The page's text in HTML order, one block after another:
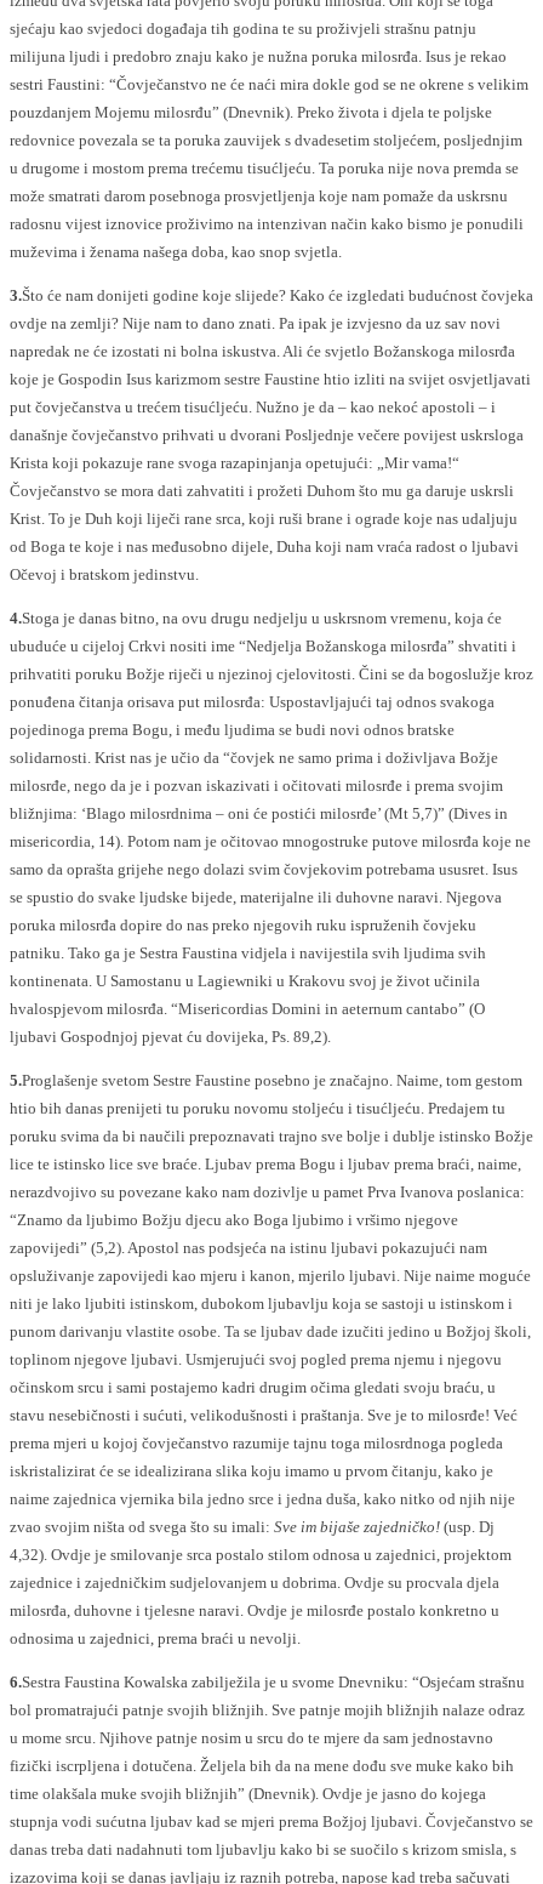
sjećaju kao svjedoci događaja tih godina te su proživjeli strašnu patnju
milijuna ljudi i predobro znaju kako je nužna poruka milosrđa. Isus je rekao
sestri Faustini: “Čovječanstvo ne će naći mira dokle god se ne okrene s velikim
pouzdanjem Mojemu milosrđu” (Dnevnik). Preko života i djela te poljske
redovnice povezala se ta poruka zauvijek s dvadesetim stoljećem, posljednjim
u drugome i mostom prema trećemu tisućljeću. Ta poruka nije nova premda se
može smatrati darom posebnoga prosvjetljenja koje nam pomaže da uskrsnu
radosnu vijest iznovice proživimo na intenzivan način kako bismo je ponudili
muževima i ženama našega doba, kao snop svjetla.
3.Što će nam donijeti godine koje slijede? Kako će izgledati budućnost čovjeka
ovdje na zemlji? Nije nam to dano znati. Pa ipak je izvjesno da uz sav novi
napredak ne će izostati ni bolna iskustva. Ali će svjetlo Božanskoga milosrđa
koje je Gospodin Isus karizmom sestre Faustine htio izliti na svijet osvjetljavati
put čovječanstva u trećem tisućljeću. Nužno je da – kao nekoć apostoli – i
današnje čovječanstvo prihvati u dvorani Posljednje večere povijest uskrsloga
Krista koji pokazuje rane svoga razapinjanja opetujući: „Mir vama!“
Čovječanstvo se mora dati zahvatiti i prožeti Duhom što mu ga daruje uskrsli
Krist. To je Duh koji liječi rane srca, koji ruši brane i ograde koje nas udaljuju
od Boga te koje i nas međusobno dijele, Duha koji nam vraća radost o ljubavi
Očevoj i bratskom jedinstvu.
4.Stoga je danas bitno, na ovu drugu nedjelju u uskrsnom vremenu, koja će
ubuduće u cijeloj Crkvi nositi ime “Nedjelja Božanskoga milosrđa” shvatiti i
prihvatiti poruku Božje riječi u njezinoj cjelovitosti. Čini se da bogoslužje kroz
ponuđena čitanja orisava put milosrđa: Uspostavljajući taj odnos svakoga
pojedinoga prema Bogu, i među ljudima se budi novi odnos bratske
solidarnosti. Krist nas je učio da “čovjek ne samo prima i doživljava Božje
milosrđe, nego da je i pozvan iskazivati i očitovati milosrđe i prema svojim
bližnjima: ‘Blago milosrdnima – oni će postići milosrđe’ (Mt 5,7)” (Dives in
misericordia, 14). Potom nam je očitovao mnogostruke putove milosrđa koje ne
samo da oprašta grijehe nego dolazi svim čovjekovim potrebama ususret. Isus
se spustio do svake ljudske bijede, materijalne ili duhovne naravi. Njegova
poruka milosrđa dopire do nas preko njegovih ruku ispruženih čovjeku
patniku. Tako ga je Sestra Faustina vidjela i navijestila svih ljudima svih
kontinenata. U Samostanu u Lagiewniki u Krakovu svoj je život učinila
hvalospjevom milosrđa. “Misericordias Domini in aeternum cantabo” (O
ljubavi Gospodnjoj pjevat ću dovijeka, Ps. 89,2).
5.Proglašenje svetom Sestre Faustine posebno je značajno. Naime, tom gestom
htio bih danas prenijeti tu poruku novomu stoljeću i tisućljeću. Predajem tu
poruku svima da bi naučili prepoznavati trajno sve bolje i dublje istinsko Božje
lice te istinsko lice sve braće. Ljubav prema Bogu i ljubav prema braći, naime,
nerazdvojivo su povezane kako nam dozivlje u pamet Prva Ivanova poslanica:
“Znamo da ljubimo Božju djecu ako Boga ljubimo i vršimo njegove
zapovijedi” (5,2). Apostol nas podsjeća na istinu ljubavi pokazujući nam
opsluživanje zapovijedi kao mjeru i kanon, mjerilo ljubavi. Nije naime moguće
niti je lako ljubiti istinskom, dubokom ljubavlju koja se sastoji u istinskom i
punom darivanju vlastite osobe. Ta se ljubav dade izučiti jedino u Božjoj školi,
toplinom njegove ljubavi. Usmjerujući svoj pogled prema njemu i njegovu
očinskom srcu i sami postajemo kadri drugim očima gledati svoju braću, u
stavu nesebičnosti i sućuti, velikodušnosti i praštanja. Sve je to milosrđe! Već
prema mjeri u kojoj čovječanstvo razumije tajnu toga milosrdnoga pogleda
iskristalizirat će se idealizirana slika koju imamo u prvom čitanju, kako je
naime zajednica vjernika bila jedno srce i jedna duša, kako nitko od njih nije
zvao svojim ništa od svega što su imali: Sve im bijaše zajedničko! (usp. Dj
4,32). Ovdje je smilovanje srca postalo stilom odnosa u zajednici, projektom
zajednice i zajedničkim sudjelovanjem u dobrima. Ovdje su procvala djela
milosrđa, duhovne i tjelesne naravi. Ovdje je milosrđe postalo konkretno u
odnosima u zajednici, prema braći u nevolji.
6.Sestra Faustina Kowalska zabilježila je u svome Dnevniku: “Osjećam strašnu
bol promatrajući patnje svojih bližnjih. Sve patnje mojih bližnjih nalaze odraz
u mome srcu. Njihove patnje nosim u srcu do te mjere da sam jednostavno
fizički iscrpljena i dotučena. Željela bih da na mene dođu sve muke kako bih
time olakšala muke svojih bližnjih” (Dnevnik). Ovdje je jasno do kojega
stupnja vodi sućutna ljubav kad se mjeri prema Božjoj ljubavi. Čovječanstvo se
danas treba dati nadahnuti tom ljubavlju kako bi se suočilo s krizom smisla, s
izazovima koji se danas javljaju iz raznih potreba, napose kad treba sačuvati